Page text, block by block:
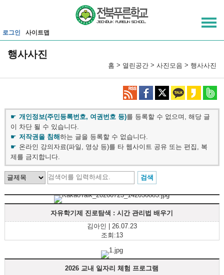
로그인 사이트맵
행사사진
홈 > 열린공간 > 사진모음 > 행사사진
개인정보(주민등록번호, 여권번호 등)를 등록할 수 없으며, 해당 글
이 차단 될 수 있습니다.
저작권을 침해하는 글을 등록할 수 없습니다.
온라인 강의자료(파일, 영상 등)를 타 웹사이트 공유 또는 편집, 복
제를 금지합니다.
자유학기제 진로탐색 : 시간 관리법 배우기
김아인 | 26.07.23
조회:13
2026 교내 일자리 체험 프로그램